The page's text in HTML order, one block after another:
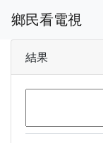
鄉民看電視
結果